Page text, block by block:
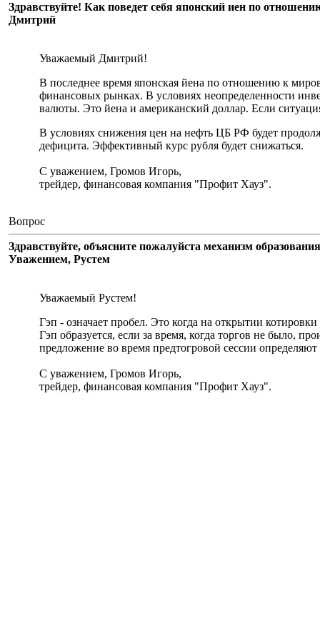
Здравствуйте! Как поведет себя японский иен по
Дмитрий
Уважаемый Дмитрий!
В последнее время японская йена по отношению к
финансовых рынках. В условиях неопределенности
валюты. Это йена и американский доллар. Если
В условиях снижения цен на нефть ЦБ РФ будет
дефицита. Эффективный курс рубля будет снижаться.
С уважением, Громов Игорь,
трейдер, финансовая компания "Профит Хауз".
Вопрос
Здравствуйте, объясните пожалуйста механизм
Уважением, Рустем
Уважаемый Рустем!
Гэп - означает пробел. Это когда на открытии
Гэп образуется, если за время, когда торгов не было,
предложение во время предтогровой сессии определяют
С уважением, Громов Игорь,
трейдер, финансовая компания "Профит Хауз".